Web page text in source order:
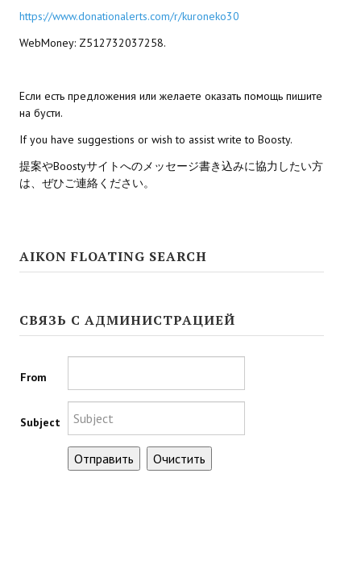
https://www.donationalerts.com/r/kuroneko30
WebMoney: Z512732037258.
Если есть предложения или желаете оказать помощь пишите
на бусти.
If you have suggestions or wish to assist write to Boosty.
提案やBoostyサイトへのメッセージ書き込みに協力したい方
は、ぜひご連絡ください。
AIKON FLOATING SEARCH
СВЯЗЬ С АДМИНИСТРАЦИЕЙ
From
Subject